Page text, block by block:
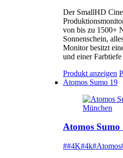
Der SmallHD
von bis zu 1500+
Sonnenschein,
Monitor besitzt
und einer
Produkt anzeigen
Atomos Sumo 19
Atomos Sumo
##4K#4k#Atomos